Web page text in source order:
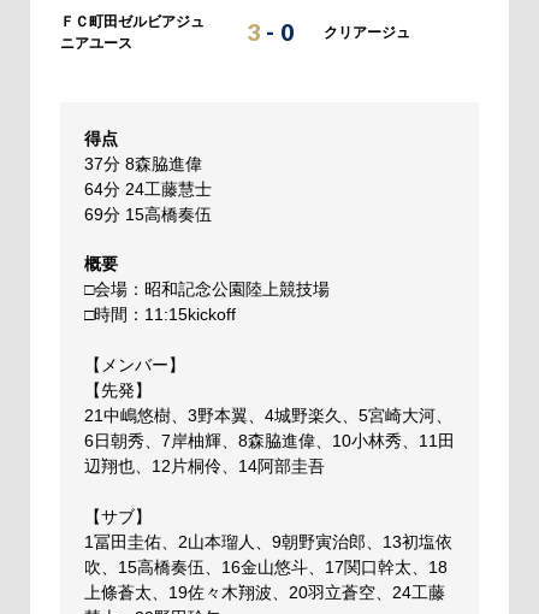
TOP TEAM
ＦＣ町田ゼルビアジュ
ニアユース
3 - 0 クリアージュ
得点
37分 8森脇進偉
64分 24工藤慧士
69分 15高橋奏伍
概要
□会場：昭和記念公園陸上競技場
□時間：11:15kickoff
【メンバー】
【先発】
21中嶋悠樹、3野本翼、4城野楽久、5宮崎大河、
6日朝秀、7岸柚輝、8森脇進偉、10小林秀、11田
辺翔也、12片桐伶、14阿部圭吾
【サブ】
1冨田圭佑、2山本瑠人、9朝野寅治郎、13初塩依
吹、15高橋奏伍、16金山悠斗、17関口幹太、18
上條蒼太、19佐々木翔波、20羽立蒼空、24工藤